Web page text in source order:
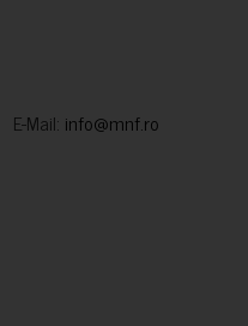
Mail: info@mnf.ro